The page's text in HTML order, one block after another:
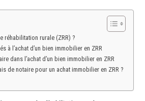
réhabilitation rurale (ZRR) ?
à l’achat d’un bien immobilier en ZRR
dans l’achat d’un bien immobilier en ZRR
de notaire pour un achat immobilier en ZRR ?